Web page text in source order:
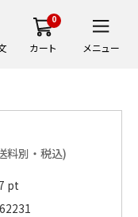
0
カート メニュー
料別・税込)
pt